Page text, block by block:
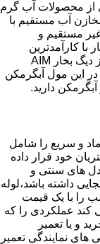
از محصولات آب گرم
آب مستقیم با
آب غیر مستقیم و
کارآمدترین
دیگهای آب مصرفی نیاز دارید و شما با استفاده از دیگ بخار AIM
این مول آبگرمکن
دارید.
و سریع را شامل
خود قرار داده
های سنتی و
داشته باشد،لوله
را با یک قیمت
کند عملکردی را که
و یا تعمیر
های نمایندگی تعمیر